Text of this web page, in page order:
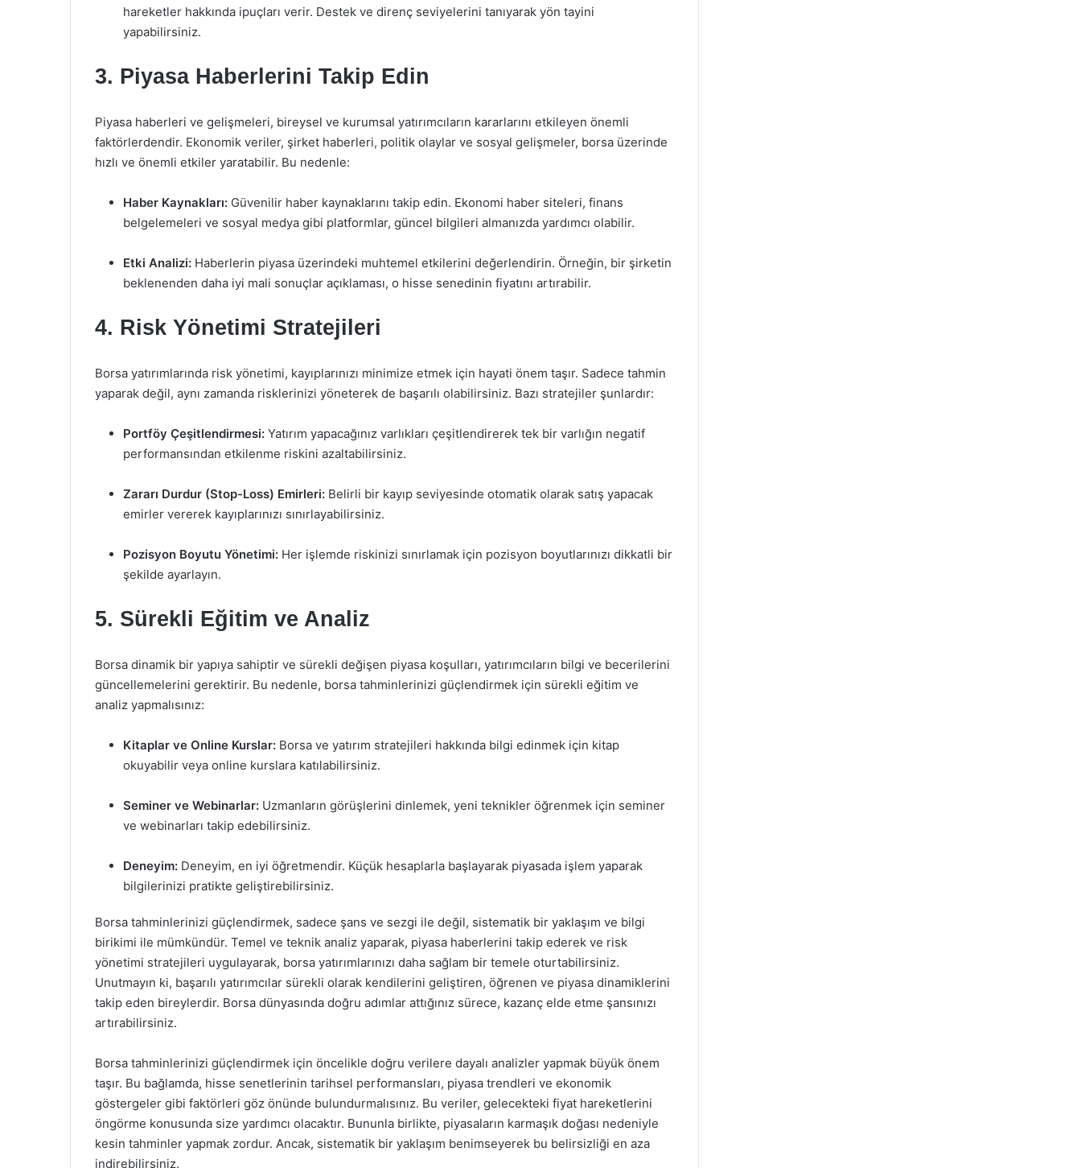
hareketler hakkında ipuçları verir. Destek ve direnç seviyelerini tanıyarak yön tayini
yapabilirsiniz.
3. Piyasa Haberlerini Takip Edin
Piyasa haberleri ve gelişmeleri, bireysel ve kurumsal yatırımcıların kararlarını etkileyen önemli
faktörlerdendir. Ekonomik veriler, şirket haberleri, politik olaylar ve sosyal gelişmeler, borsa üzerinde
hızlı ve önemli etkiler yaratabilir. Bu nedenle:
Haber Kaynakları: Güvenilir haber kaynaklarını takip edin. Ekonomi haber siteleri, finans
belgelemeleri ve sosyal medya gibi platformlar, güncel bilgileri almanızda yardımcı olabilir.
Etki Analizi: Haberlerin piyasa üzerindeki muhtemel etkilerini değerlendirin. Örneğin, bir şirketin
beklenenden daha iyi mali sonuçlar açıklaması, o hisse senedinin fiyatını artırabilir.
4. Risk Yönetimi Stratejileri
Borsa yatırımlarında risk yönetimi, kayıplarınızı minimize etmek için hayati önem taşır. Sadece tahmin
yaparak değil, aynı zamanda risklerinizi yöneterek de başarılı olabilirsiniz. Bazı stratejiler şunlardır:
Portföy Çeşitlendirmesi: Yatırım yapacağınız varlıkları çeşitlendirerek tek bir varlığın negatif
performansından etkilenme riskini azaltabilirsiniz.
Zararı Durdur (Stop-Loss) Emirleri: Belirli bir kayıp seviyesinde otomatik olarak satış yapacak
emirler vererek kayıplarınızı sınırlayabilirsiniz.
Pozisyon Boyutu Yönetimi: Her işlemde riskinizi sınırlamak için pozisyon boyutlarınızı dikkatli bir
şekilde ayarlayın.
5. Sürekli Eğitim ve Analiz
Borsa dinamik bir yapıya sahiptir ve sürekli değişen piyasa koşulları, yatırımcıların bilgi ve becerilerini
güncellemelerini gerektirir. Bu nedenle, borsa tahminlerinizi güçlendirmek için sürekli eğitim ve
analiz yapmalısınız:
Kitaplar ve Online Kurslar: Borsa ve yatırım stratejileri hakkında bilgi edinmek için kitap
okuyabilir veya online kurslara katılabilirsiniz.
Seminer ve Webinarlar: Uzmanların görüşlerini dinlemek, yeni teknikler öğrenmek için seminer
ve webinarları takip edebilirsiniz.
Deneyim: Deneyim, en iyi öğretmendir. Küçük hesaplarla başlayarak piyasada işlem yaparak
bilgilerinizi pratikte geliştirebilirsiniz.
Borsa tahminlerinizi güçlendirmek, sadece şans ve sezgi ile değil, sistematik bir yaklaşım ve bilgi
birikimi ile mümkündür. Temel ve teknik analiz yaparak, piyasa haberlerini takip ederek ve risk
yönetimi stratejileri uygulayarak, borsa yatırımlarınızı daha sağlam bir temele oturtabilirsiniz.
Unutmayın ki, başarılı yatırımcılar sürekli olarak kendilerini geliştiren, öğrenen ve piyasa dinamiklerini
takip eden bireylerdir. Borsa dünyasında doğru adımlar attığınız sürece, kazanç elde etme şansınızı
artırabilirsiniz.
Borsa tahminlerinizi güçlendirmek için öncelikle doğru verilere dayalı analizler yapmak büyük önem
taşır. Bu bağlamda, hisse senetlerinin tarihsel performansları, piyasa trendleri ve ekonomik
göstergeler gibi faktörleri göz önünde bulundurmalısınız. Bu veriler, gelecekteki fiyat hareketlerini
öngörme konusunda size yardımcı olacaktır. Bununla birlikte, piyasaların karmaşık doğası nedeniyle
kesin tahminler yapmak zordur. Ancak, sistematik bir yaklaşım benimseyerek bu belirsizliği en aza
indirebilirsiniz.